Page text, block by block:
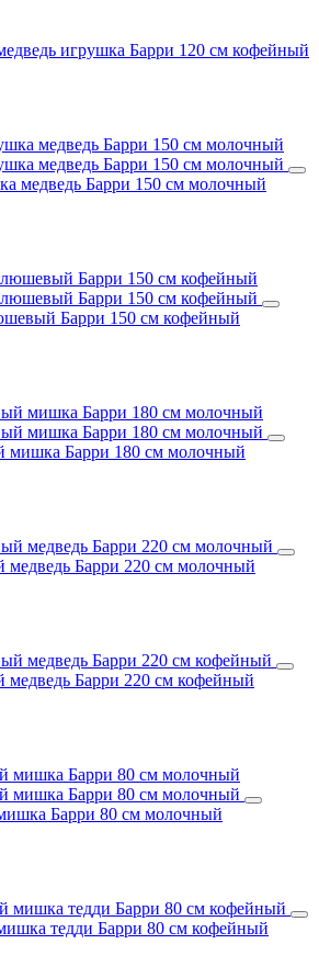
игрушка Барри 120 см кофейный
медведь Барри 150 см молочный
Барри 150 см кофейный
Барри 180 см молочный
Барри 220 см молочный
Барри 220 см кофейный
Барри 80 см молочный
тедди Барри 80 см кофейный